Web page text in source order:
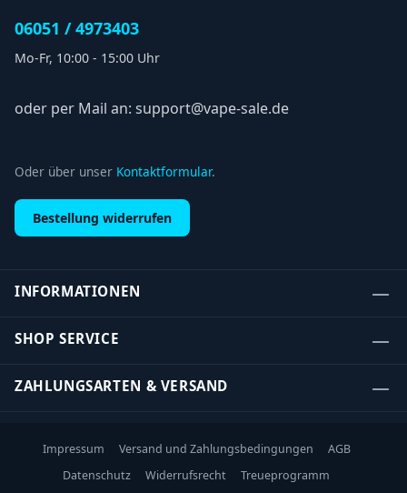
06051 / 4973403
Mo-Fr, 10:00 - 15:00 Uhr
oder per Mail an: support@vape-sale.de
Oder über unser Kontaktformular.
Bestellung widerrufen
INFORMATIONEN
SHOP SERVICE
ZAHLUNGSARTEN & VERSAND
Impressum Versand und Zahlungsbedingungen
AGB
Datenschutz
Widerrufsrecht Treueprogramm